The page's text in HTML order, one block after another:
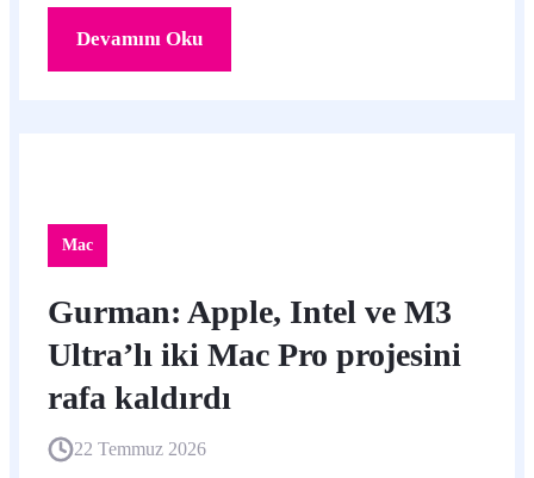
Devamını Oku
Mac
Gurman: Apple, Intel ve M3
Ultra’lı iki Mac Pro projesini
rafa kaldırdı
22 Temmuz 2026